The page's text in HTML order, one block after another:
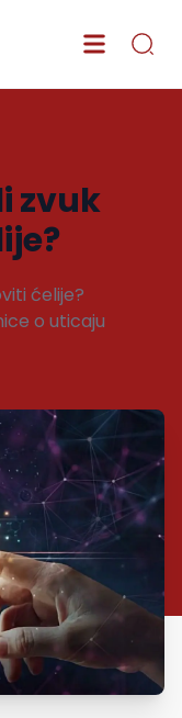
zvuk
ćelije?
o uticaju